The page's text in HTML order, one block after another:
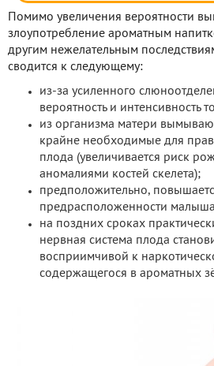
Помимо увеличения вероятности
злоупотребление ароматным
другим нежелательным
сводится к следующему:
из-за усиленного
вероятность и интенсивность
из организма матери
крайне необходимые для
плода (увеличивается риск
аномалиями костей скелета);
предположительно,
предрасположенности
на поздних сроках
нервная система плода
восприимчивой к
содержащегося в ароматных